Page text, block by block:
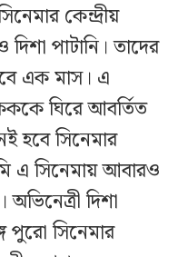
কেন্দ্রীয়
পাটানি। তাদের
এক মাস। এ
ঘিরে আবর্তিত
হবে সিনেমার
এ সিনেমায় আবারও
দিশা
পুরো সিনেমার